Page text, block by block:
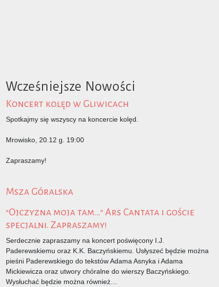
Wcześniejsze Nowości
Koncert kolęd w Gliwicach
Spotkajmy się wszyscy na koncercie kolęd.
Mrowisko, 20.12 g. 19:00
Zapraszamy!
Msza Góralska
"Ojczyzna moja tam..." Ars Cantata i goście
specjalni. Zapraszamy!
Serdecznie zapraszamy na koncert poświęcony I.J.
Paderewskiemu oraz K.K. Baczyńskiemu. Usłyszeć będzie można
pieśni Paderewskiego do tekstów Adama Asnyka i Adama
Mickiewicza oraz utwory chóralne do wierszy Baczyńskiego.
Wysłuchać będzie można również…